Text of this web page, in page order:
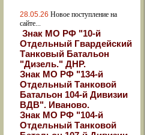
28.05.26 Новое поступление на
сайте...
Знак МО РФ "10-й
Отдельный Гвардейский
Танковый Батальон
"Дизель." ДНР.
Знак МО РФ "134-й
Отдельный Танковой
Батальон 104-й Дивизии
ВДВ". Иваново.
Знак МО РФ "104-й
Отдельный Танковой